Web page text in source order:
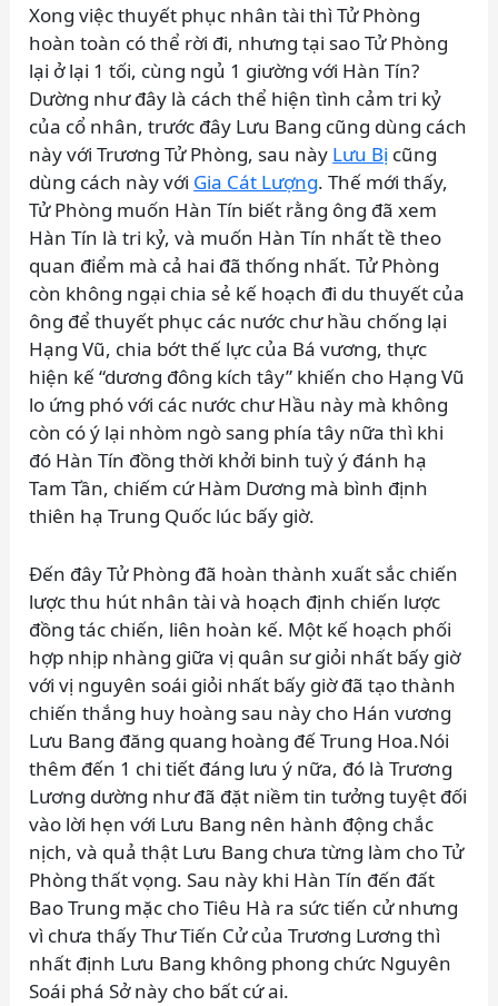
Xong việc thuyết phục nhân tài thì Tử Phòng
hoàn toàn có thể rời đi, nhưng tại sao Tử Phòng
lại ở lại 1 tối, cùng ngủ 1 giường với Hàn Tín?
Dường như đây là cách thể hiện tình cảm tri kỷ
của cổ nhân, trước đây Lưu Bang cũng dùng cách
này với Trương Tử Phòng, sau này Lưu Bị cũng
dùng cách này với Gia Cát Lượng. Thế mới thấy,
Tử Phòng muốn Hàn Tín biết rằng ông đã xem
Hàn Tín là tri kỷ, và muốn Hàn Tín nhất tề theo
quan điểm mà cả hai đã thống nhất. Tử Phòng
còn không ngại chia sẻ kế hoạch đi du thuyết của
ông để thuyết phục các nước chư hầu chống lại
Hạng Vũ, chia bớt thế lực của Bá vương, thực
hiện kế “dương đông kích tây” khiến cho Hạng Vũ
lo ứng phó với các nước chư Hầu này mà không
còn có ý lại nhòm ngò sang phía tây nữa thì khi
đó Hàn Tín đồng thời khởi binh tuỳ ý đánh hạ
Tam Tần, chiếm cứ Hàm Dương mà bình định
thiên hạ Trung Quốc lúc bấy giờ.
Đến đây Tử Phòng đã hoàn thành xuất sắc chiến
lược thu hút nhân tài và hoạch định chiến lược
đồng tác chiến, liên hoàn kế. Một kế hoạch phối
hợp nhịp nhàng giữa vị quân sư giỏi nhất bấy giờ
với vị nguyên soái giỏi nhất bấy giờ đã tạo thành
chiến thắng huy hoàng sau này cho Hán vương
Lưu Bang đăng quang hoàng đế Trung Hoa.Nói
thêm đến 1 chi tiết đáng lưu ý nữa, đó là Trương
Lương dường như đã đặt niềm tin tưởng tuyệt đối
vào lời hẹn với Lưu Bang nên hành động chắc
nịch, và quả thật Lưu Bang chưa từng làm cho Tử
Phòng thất vọng. Sau này khi Hàn Tín đến đất
Bao Trung mặc cho Tiêu Hà ra sức tiến cử nhưng
vì chưa thấy Thư Tiến Cử của Trương Lương thì
nhất định Lưu Bang không phong chức Nguyên
Soái phá Sở này cho bất cứ ai.